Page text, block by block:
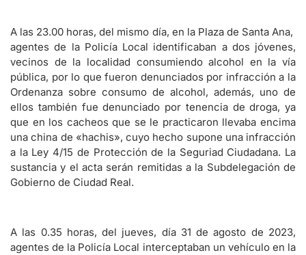
A las 23.00 horas, del mismo día, en la Plaza de Santa Ana,
agentes de la Policía Local identificaban a dos jóvenes,
vecinos de la localidad consumiendo alcohol en la vía
pública, por lo que fueron denunciados por infracción a la
Ordenanza sobre consumo de alcohol, además, uno de
ellos también fue denunciado por tenencia de droga, ya
que en los cacheos que se le practicaron llevaba encima
una china de «hachis», cuyo hecho supone una infracción
a la Ley 4/15 de Protección de la Seguriad Ciudadana. La
sustancia y el acta serán remitidas a la Subdelegación de
Gobierno de Ciudad Real.
A las 0.35 horas, del jueves, día 31 de agosto de 2023,
agentes de la Policía Local interceptaban un vehículo en la